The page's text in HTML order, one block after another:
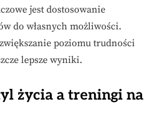
jest dostosowanie
do własnych możliwości.
poziomu trudności
lepsze wyniki.
życia a treningi na